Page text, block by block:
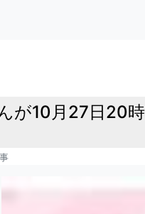
が10月27日